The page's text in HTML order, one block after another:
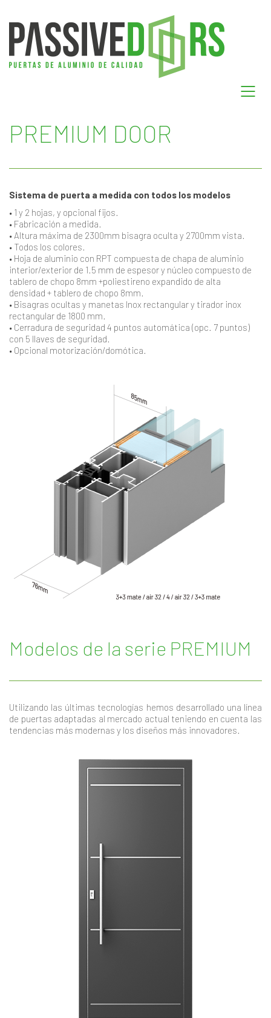
PREMIUM DOOR
Sistema de puerta a medida con todos los modelos
• 1 y 2 hojas, y opcional fijos.
• Fabricación a medida.
• Altura máxima de 2300mm bisagra oculta y 2700mm vista.
• Todos los colores.
• Hoja de aluminio con RPT compuesta de chapa de aluminio
interior/exterior de 1.5 mm de espesor y núcleo compuesto de
tablero de chopo 8mm +poliestireno expandido de alta
densidad + tablero de chopo 8mm.
• Bisagras ocultas y manetas Inox rectangular y tirador inox
rectangular de 1800 mm.
• Cerradura de seguridad 4 puntos automática (opc. 7 puntos)
con 5 llaves de seguridad.
• Opcional motorización/domótica.
Modelos de la serie PREMIUM
Utilizando las últimas tecnologías hemos desarrollado una línea
de puertas adaptadas al mercado actual teniendo en cuenta las
tendencias más modernas y los diseños más innovadores.